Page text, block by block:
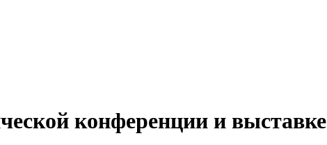
конференции и выставке